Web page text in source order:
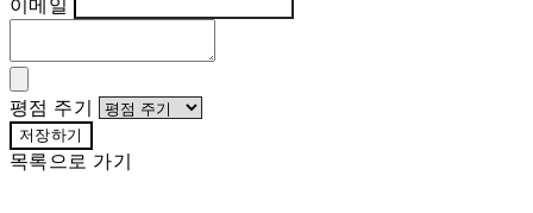
이메일
평점 주기
저장하기
목록으로 가기